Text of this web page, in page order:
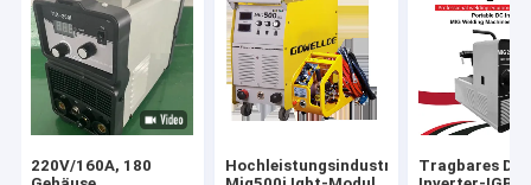
220V/160A, 180
Hochleistungsindustrie
Tragbares DC-